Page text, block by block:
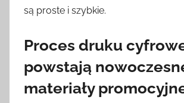
są proste i szybkie.
Proces druku
powstają
materiały